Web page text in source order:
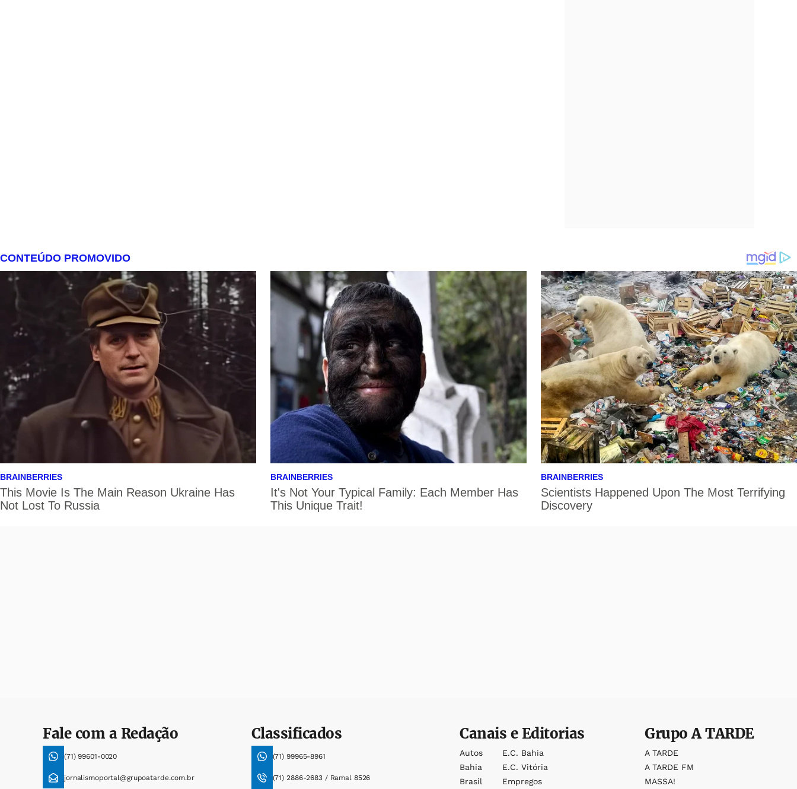
Fale com a Redação
(71) 99601-0020
jornalismoportal@grupoatarde.com.br
Classificados
(71) 99965-8961
(71) 2886-2683 / Ramal 8526
Canais e Editorias
Autos
Bahia
Brasil
E.c. Bahia
E.c. Vitória
Empregos
GrupoA TARDE
A TARDE
A TARDE FM
MASSA!